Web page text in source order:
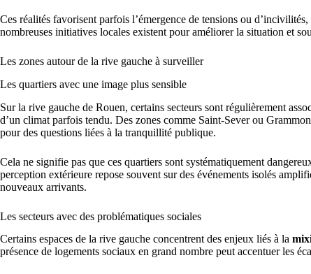
Ces réalités favorisent parfois l’émergence de tensions ou
nombreuses initiatives locales existent pour améliorer la situation et
Les zones autour de la rive gauche à surveiller
Les quartiers avec une image plus sensible
Sur la rive gauche de Rouen, certains secteurs sont régulièrement
d’un climat parfois tendu. Des zones comme Saint-Sever ou
pour des questions liées à la tranquillité publique.
Cela ne signifie pas que ces quartiers sont systématiquement
perception extérieure repose souvent sur des événements isolés
nouveaux arrivants.
Les secteurs avec des problématiques sociales
Certains espaces de la rive gauche concentrent des enjeux liés à la
présence de logements sociaux en grand nombre peut accentuer les